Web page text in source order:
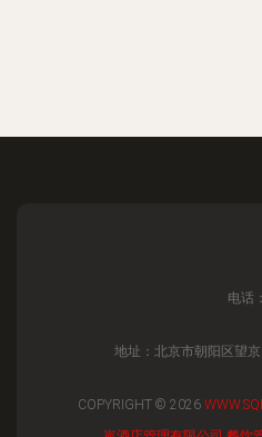
电话
地址：北京市朝阳区望
COPYRIGHT © 2026